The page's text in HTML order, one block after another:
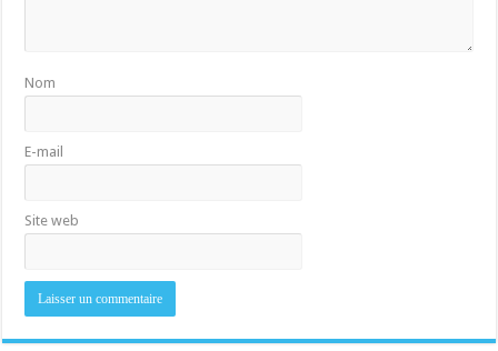
Nom
E-mail
Site web